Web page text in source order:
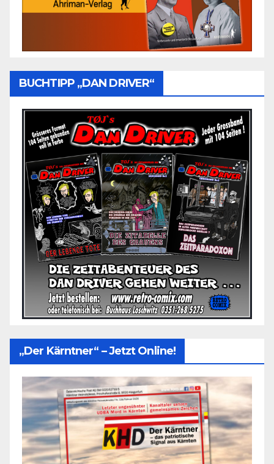
BUCHTIPP „DAN DRIVER“
„Der Kärntner“ – Jetzt Online!